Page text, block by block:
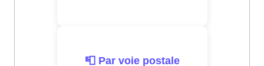
📮 Par voie postale